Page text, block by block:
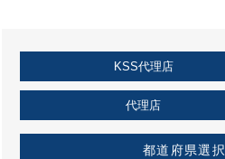
探しいただけます。
取扱店情報
お役立ち情報
企業様採用事例
KSS代理店
代理店
都道府県選択